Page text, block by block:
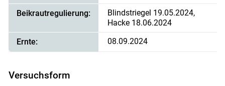
Beikrautregulierung:
Blindstriegel 19.05.2024,
Hacke 18.06.2024
Ernte:
08.09.2024
Versuchsform